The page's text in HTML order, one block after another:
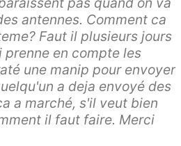
antennes. Comment ca
Faut il plusieurs jours
en compte les
une manip pour envoyer
a deja envoyé des
a marché, s'il veut bien
il faut faire. Merci